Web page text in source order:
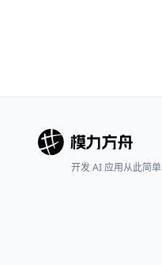
开发 AI 应用从此简单